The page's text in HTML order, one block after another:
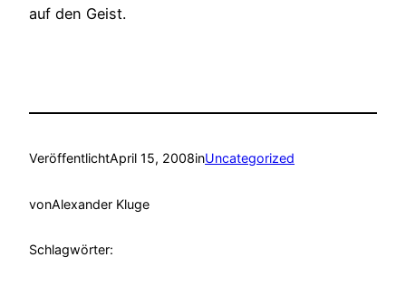
auf den Geist.
VeröffentlichtApril 15, 2008inUncategorized
vonAlexander Kluge
Schlagwörter: